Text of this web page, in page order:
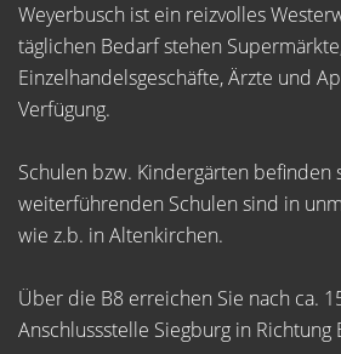
Weyerbusch ist ein reizvolles
täglichen Bedarf stehen
Einzelhandelsgeschäfte, Ärzte und
Verfügung.
Schulen bzw. Kindergärten befinden
weiterführenden Schulen sind in
wie z.b. in Altenkirchen.
Über die B8 erreichen Sie nach ca.
Anschlussstelle Siegburg in Richtung